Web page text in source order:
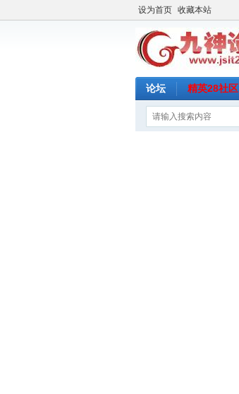
设为首页 收藏本站
论坛 精英28社区